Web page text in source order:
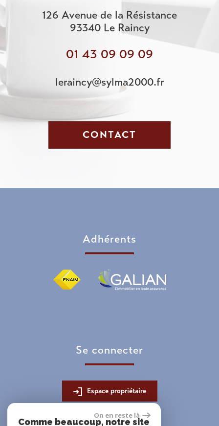
126 Avenue de la Résistance
93340 Le Raincy
01 43 09 09 09
leraincy@sylma2000.fr
CONTACT
adhérents
se connecter
Espace propriétaire
On en reste là
Comme beaucoup, notre site